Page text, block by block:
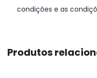
condições e as
Produtos